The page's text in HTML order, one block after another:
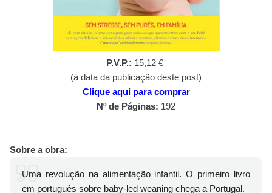
P.V.P.: 15,12 €
(à data da publicação deste post)
Clique aqui para comprar
Nº de Páginas: 192
Sobre a obra:
Uma revolução na alimentação infantil. O primeiro livro
em português sobre baby-led weaning chega a Portugal.